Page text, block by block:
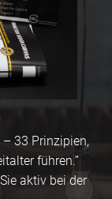
– 33 Prinzipien,
führen.”
aktiv bei der